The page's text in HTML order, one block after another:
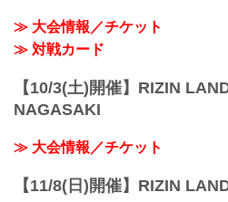
≫ 大会情報／チケット
≫ 対戦カード
【10/3(土)開催】RIZIN
NAGASAKI
≫ 大会情報／チケット
【11/8(日)開催】RIZIN